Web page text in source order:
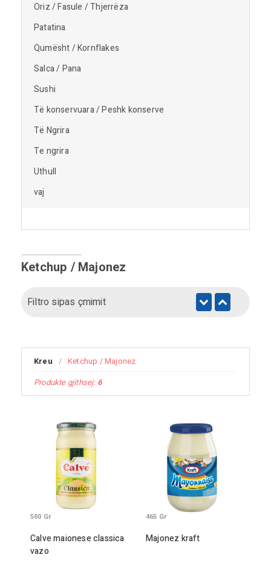
Oriz / Fasule / Thjerrëza
Patatina
Qumësht / Kornflakes
Salca / Pana
Sushi
Të konservuara / Peshk konserve
Të Ngrira
Te ngrira
Uthull
vaj
Ketchup / Majonez
Filtro sipas çmimit
Kreu / Ketchup / Majonez
Produkte gjithsej: 6
Calve maionese classica
vazo
500 Gr
Majonez kraft
465 Gr